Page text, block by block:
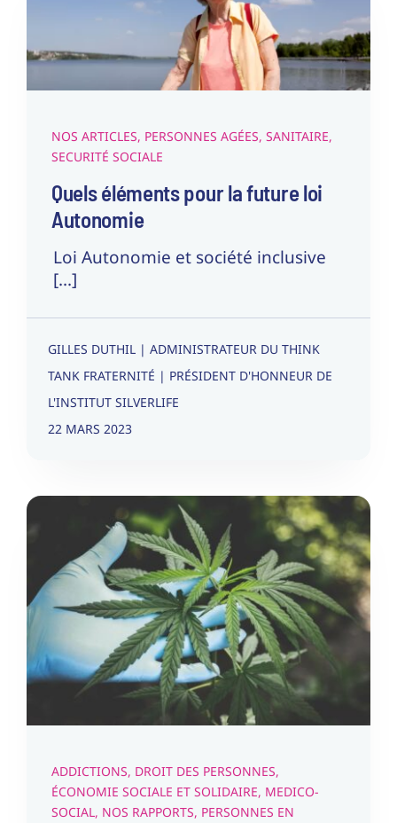
future loi Autonomie
Personnes Agées Sanitaire Securité
Sociale
NOS ARTICLES, PERSONNES AGÉES, SANITAIRE,
SECURITÉ SOCIALE
Quels éléments pour la future loi
Autonomie
Loi Autonomie et société inclusive
[...]
GILLES DUTHIL | ADMINISTRATEUR DU THINK
TANK FRATERNITÉ | PRÉSIDENT D'HONNEUR DE
L'INSTITUT SILVERLIFE
22 MARS 2023
Pour la dépénalisation de la
consommation des drogues
et une autre politique de
réduction des risques
Addictions Droit des Personnes Économie sociale et
solidaire Medico-Social Nos rapports
Personnes en
situation d’exclusion Sanitaire Santé
ADDICTIONS, DROIT DES PERSONNES,
ÉCONOMIE SOCIALE ET SOLIDAIRE, MEDICO-
SOCIAL, NOS RAPPORTS, PERSONNES EN